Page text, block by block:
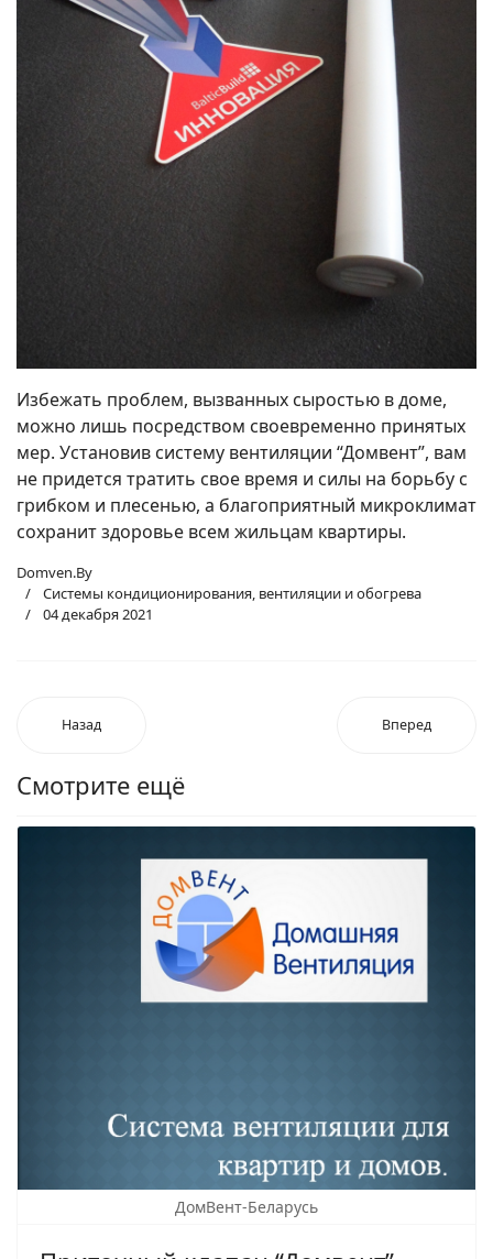
Избежать проблем, вызванных сыростью в доме,
можно лишь посредством своевременно принятых
мер. Установив систему вентиляции “Домвент”, вам
не придется тратить свое время и силы на борьбу с
грибком и плесенью, а благоприятный микроклимат
сохранит здоровье всем жильцам квартиры.
Domven.By
Системы кондиционирования, вентиляции и обогрева
04 декабря 2021
Назад Вперед
Смотрите ещё
ДомВент-Беларусь